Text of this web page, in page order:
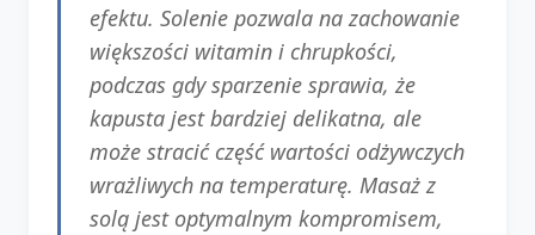
efektu. Solenie pozwala na zachowanie
większości witamin i chrupkości,
podczas gdy sparzenie sprawia, że
kapusta jest bardziej delikatna, ale
może stracić część wartości odżywczych
wrażliwych na temperaturę. Masaż z
solą jest optymalnym kompromisem,